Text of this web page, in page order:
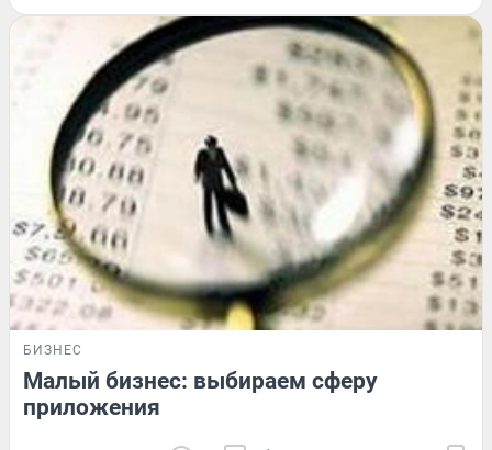
БИЗНЕС
Малый бизнес: выбираем сферу
приложения